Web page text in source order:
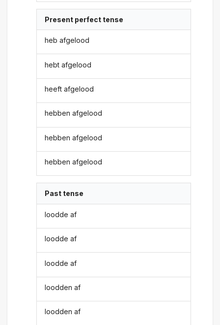
Present perfect tense
heb afgelood
hebt afgelood
heeft afgelood
hebben afgelood
hebben afgelood
hebben afgelood
Past tense
loodde af
loodde af
loodde af
loodden af
loodden af